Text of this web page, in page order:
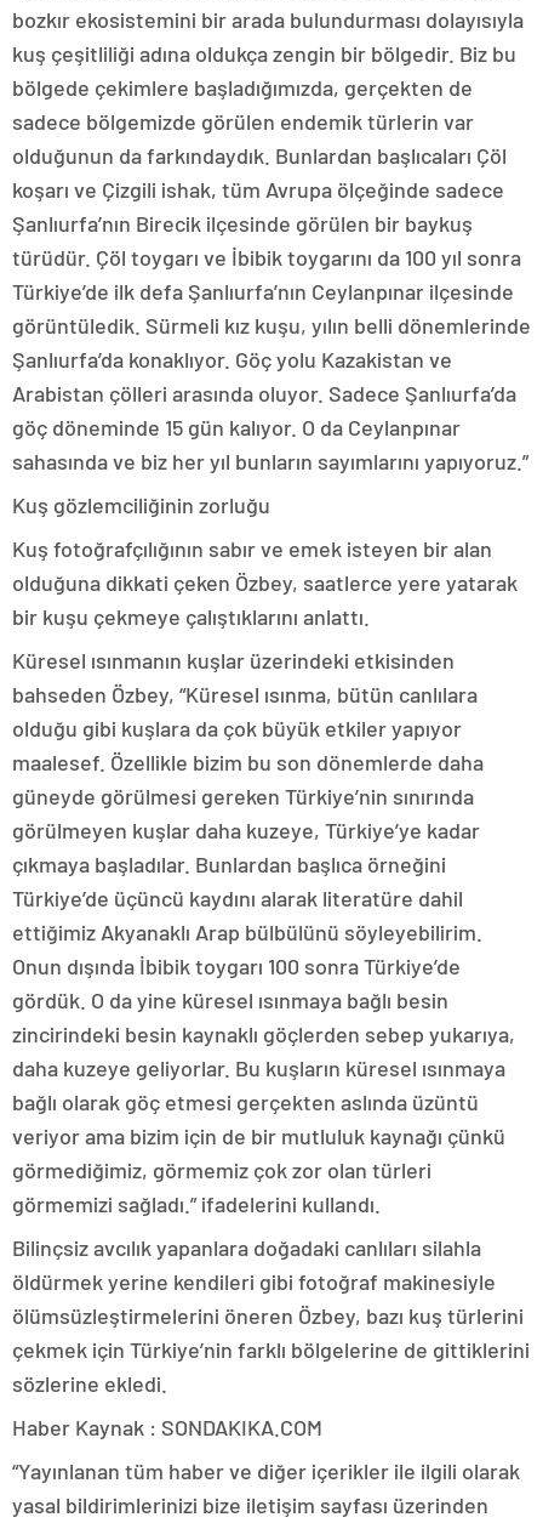
bozkır ekosistemini bir arada bulundurması dolayısıyla
kuş çeşitliliği adına oldukça zengin bir bölgedir. Biz bu
bölgede çekimlere başladığımızda, gerçekten de
sadece bölgemizde görülen endemik türlerin var
olduğunun da farkındaydık. Bunlardan başlıcaları Çöl
koşarı ve Çizgili ishak, tüm Avrupa ölçeğinde sadece
Şanlıurfa’nın Birecik ilçesinde görülen bir baykuş
türüdür. Çöl toygarı ve İbibik toygarını da 100 yıl sonra
Türkiye’de ilk defa Şanlıurfa’nın Ceylanpınar ilçesinde
görüntüledik. Sürmeli kız kuşu, yılın belli dönemlerinde
Şanlıurfa’da konaklıyor. Göç yolu Kazakistan ve
Arabistan çölleri arasında oluyor. Sadece Şanlıurfa’da
göç döneminde 15 gün kalıyor. O da Ceylanpınar
sahasında ve biz her yıl bunların sayımlarını yapıyoruz.”
Kuş gözlemciliğinin zorluğu
Kuş fotoğrafçılığının sabır ve emek isteyen bir alan
olduğuna dikkati çeken Özbey, saatlerce yere yatarak
bir kuşu çekmeye çalıştıklarını anlattı.
Küresel ısınmanın kuşlar üzerindeki etkisinden
bahseden Özbey, “Küresel ısınma, bütün canlılara
olduğu gibi kuşlara da çok büyük etkiler yapıyor
maalesef. Özellikle bizim bu son dönemlerde daha
güneyde görülmesi gereken Türkiye’nin sınırında
görülmeyen kuşlar daha kuzeye, Türkiye’ye kadar
çıkmaya başladılar. Bunlardan başlıca örneğini
Türkiye’de üçüncü kaydını alarak literatüre dahil
ettiğimiz Akyanaklı Arap bülbülünü söyleyebilirim.
Onun dışında İbibik toygarı 100 sonra Türkiye’de
gördük. O da yine küresel ısınmaya bağlı besin
zincirindeki besin kaynaklı göçlerden sebep yukarıya,
daha kuzeye geliyorlar. Bu kuşların küresel ısınmaya
bağlı olarak göç etmesi gerçekten aslında üzüntü
veriyor ama bizim için de bir mutluluk kaynağı çünkü
görmediğimiz, görmemiz çok zor olan türleri
görmemizi sağladı.” ifadelerini kullandı.
Bilinçsiz avcılık yapanlara doğadaki canlıları silahla
öldürmek yerine kendileri gibi fotoğraf makinesiyle
ölümsüzleştirmelerini öneren Özbey, bazı kuş türlerini
çekmek için Türkiye’nin farklı bölgelerine de gittiklerini
sözlerine ekledi.
Haber Kaynak : SONDAKIKA.COM
“Yayınlanan tüm haber ve diğer içerikler ile ilgili olarak
yasal bildirimlerinizi bize iletişim sayfası üzerinden